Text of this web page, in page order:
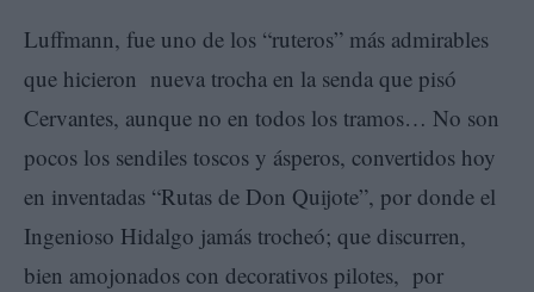
Luffmann, fue uno de los “ruteros” más admirables
que hicieron nueva trocha en la senda que pisó
Cervantes, aunque no en todos los tramos… No son
pocos los sendiles toscos y ásperos, convertidos hoy
en inventadas “Rutas de Don Quijote”, por donde el
Ingenioso Hidalgo jamás trocheó; que discurren,
bien amojonados con decorativos pilotes, por